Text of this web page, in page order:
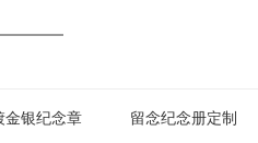
金银纪念章
留念纪念册定制